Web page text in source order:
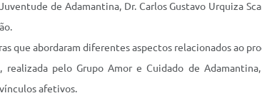
de Adamantina, Dr. Carlos Gustavo Urquiza
que abordaram diferentes aspectos relacionados ao
pelo Grupo Amor e Cuidado de
afetivos.